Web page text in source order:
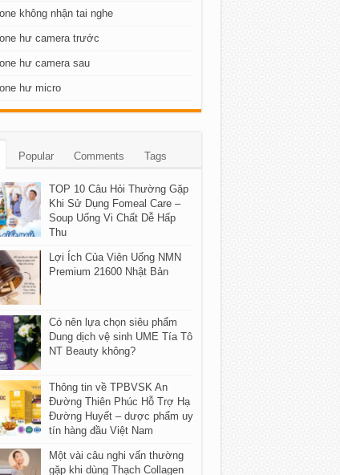
không nhận tai nghe
hư camera trước
hư camera sau
hư micro
Popular Comments Tags
TOP 10 Câu Hỏi Thường Gặp
Khi Sử Dụng Fomeal Care –
Soup Uống Vi Chất Dễ Hấp
Thu
Lợi Ích Của Viên Uống NMN
Premium 21600 Nhật Bản
Có nên lựa chọn siêu phẩm
Dung dịch vệ sinh UME Tía Tô
NT Beauty không?
Thông tin về TPBVSK An
Đường Thiên Phúc Hỗ Trợ Hạ
Đường Huyết – dược phẩm uy
tín hàng đầu Việt Nam
Một vài câu nghi vấn thường
gặp khi dùng Thạch Collagen